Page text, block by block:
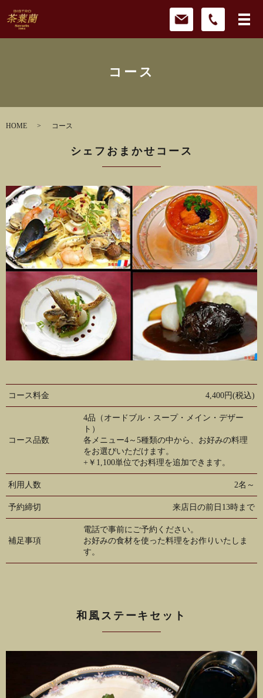
コース
HOME コース
シェフおまかせコース
コース料金 4,400円(税込)
コース品数
4品（オードブル・スープ・メイン・デザー
ト）
各メニュー4～5種類の中から、お好みの料理
をお選びいただけます。
+￥1,100単位でお料理を追加できます。
利用人数 2名～
予約締切 来店日の前日13時まで
補足事項
電話で事前にご予約ください。
お好みの食材を使った料理をお作りいたしま
す。
和風ステーキセット